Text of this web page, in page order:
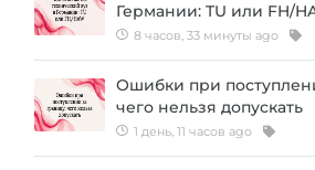
Германии: TU или FH/
8 часов, 33 минуты ago
Ошибки при
чего нельзя допускать
1 день, 11 часов ago